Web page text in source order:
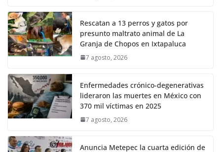
Rescatan a 13 perros y gatos por
presunto maltrato animal de La
Granja de Chopos en Ixtapaluca
7 agosto, 2026
Enfermedades crónico-degenerativas
lideraron las muertes en México con
370 mil víctimas en 2025
7 agosto, 2026
Anuncia Metepec la cuarta edición de